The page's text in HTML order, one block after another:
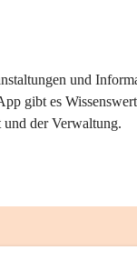
und
gibt es
und der Verwaltung.